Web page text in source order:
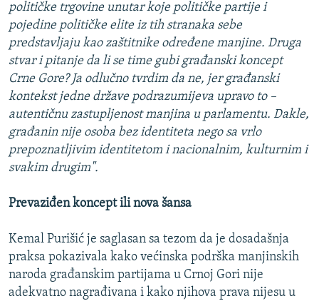
političke trgovine unutar koje političke partije i
pojedine političke elite iz tih stranaka sebe
predstavljaju kao zaštitnike određene manjine. Druga
stvar i pitanje da li se time gubi građanski koncept
Crne Gore? Ja odlučno tvrdim da ne, jer građanski
kontekst jedne države podrazumijeva upravo to –
autentičnu zastupljenost manjina u parlamentu. Dakle,
građanin nije osoba bez identiteta nego sa vrlo
prepoznatljivim identitetom i nacionalnim, kulturnim i
svakim drugim".
Prevaziđen koncept ili nova šansa
Kemal Purišić je saglasan sa tezom da je dosadašnja
praksa pokazivala kako većinska podrška manjinskih
naroda građanskim partijama u Crnoj Gori nije
adekvatno nagrađivana i kako njihova prava nijesu u